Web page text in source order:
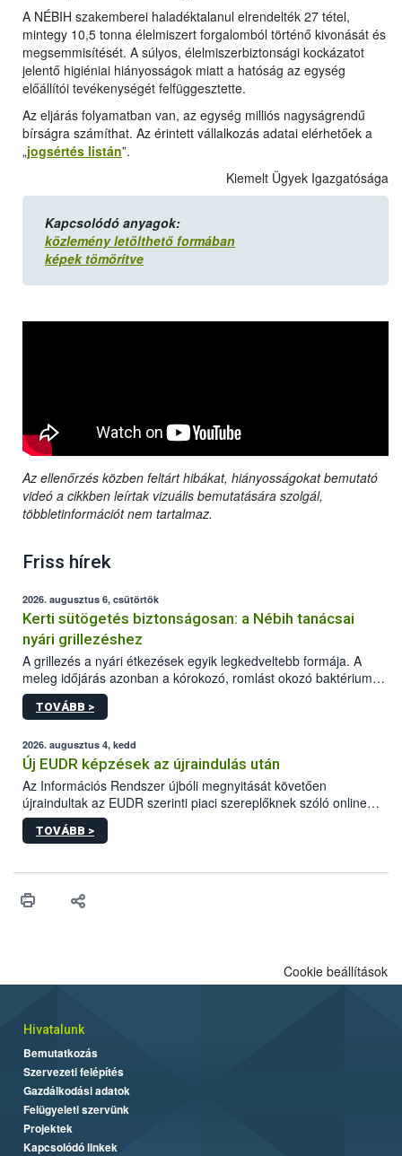
A NÉBIH szakemberei haladéktalanul elrendelték 27 tétel,
mintegy 10,5 tonna élelmiszert forgalomból történő kivonását és
megsemmisítését. A súlyos, élelmiszerbiztonsági kockázatot
jelentő higiéniai hiányosságok miatt a hatóság az egység
előállítói tevékenységét felfüggesztette.
Az eljárás folyamatban van, az egység milliós nagyságrendű
bírságra számíthat. Az érintett vállalkozás adatai elérhetőek a
„jogsértés listán”.
Kiemelt Ügyek Igazgatósága
Kapcsolódó anyagok:
közlemény letölthető formában
képek tömörítve
Az ellenőrzés közben feltárt hibákat, hiányosságokat bemutató
videó a cikkben leírtak vizuális bemutatására szolgál,
többletinformációt nem tartalmaz.
Friss hírek
2026. augusztus 6, csütörtök
Kerti sütögetés biztonságosan: a Nébih tanácsai
nyári grillezéshez
A grillezés a nyári étkezések egyik legkedveltebb formája. A
meleg időjárás azonban a kórokozó, romlást okozó baktériumok
gyorsabb szaporodásának is kedvez. A szabadtéri sütögetés
ezért nem csupán a megfelelő sütési technikáról szól: legalább
higiéniai szabályok betartása, a megfelelő hőkezelés, valamint a
maradékok szakszerű tárolása. A Nemzeti Élelmiszerlánc-
biztonsági Hivatal (Nébih) Oktatási Programja összegyűjtötte a
biztonságos grillezés legfontosabb tudnivalóit.
TOVÁBB >
2026. augusztus 4, kedd
Új EUDR képzések az újraindulás után
Az Információs Rendszer újbóli megnyitását követően
újraindultak az EUDR szerinti piaci szereplőknek szóló online
képzések.
TOVÁBB >
Cookie beállítások
Hivatalunk
Bemutatkozás
Szervezeti felépítés
Gazdálkodási adatok
Felügyeleti szervünk
Projektek
Kapcsolódó linkek